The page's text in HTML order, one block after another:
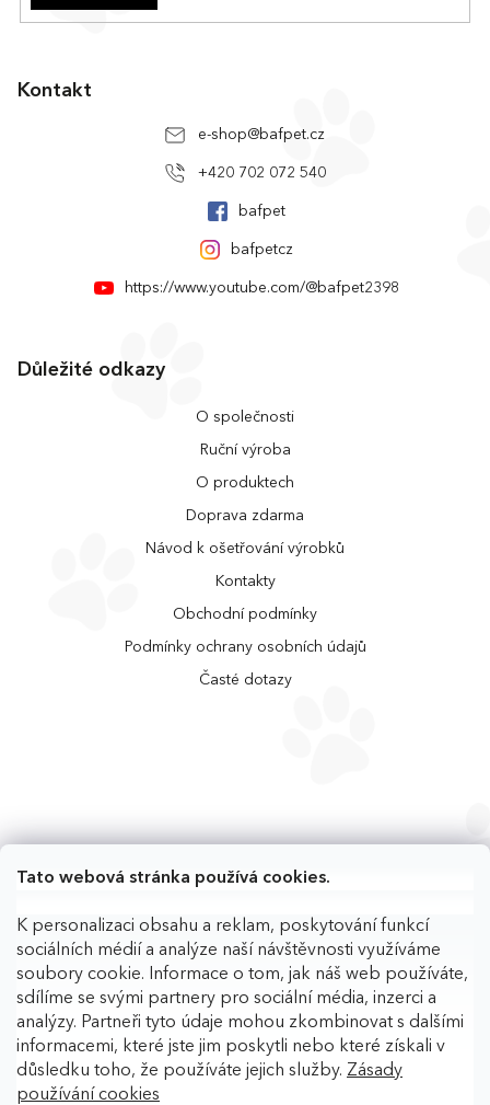
Tato webová stránka používá cookies.
K personalizaci obsahu a reklam, poskytování funkcí
sociálních médií a analýze naší návštěvnosti využíváme
soubory cookie. Informace o tom, jak náš web používáte,
sdílíme se svými partnery pro sociální média, inzerci a
analýzy. Partneři tyto údaje mohou zkombinovat s dalšími
informacemi, které jste jim poskytli nebo které získali v
důsledku toho, že používáte jejich služby. Zásady
používání cookies
Kontakt
e-shop@bafpet.cz
+420 702 072 540
bafpet
bafpetcz
https://www.youtube.com/@bafpet2398
Důležité odkazy
O společnosti
Ruční výroba
O produktech
Doprava zdarma
Návod k ošetřování výrobků
Kontakty
Obchodní podmínky
Podmínky ochrany osobních údajů
Časté dotazy